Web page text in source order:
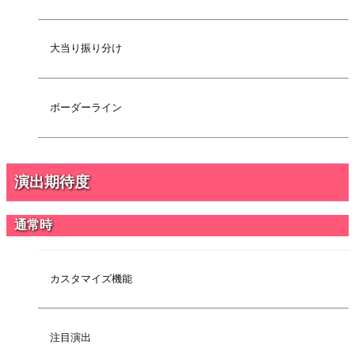
大当り振り分け
ボーダーライン
演出期待度
通常時
カスタマイズ機能
注目演出